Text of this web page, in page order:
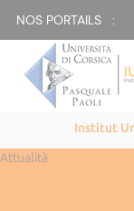
NOS PORTAILS :
Institut
Attualità